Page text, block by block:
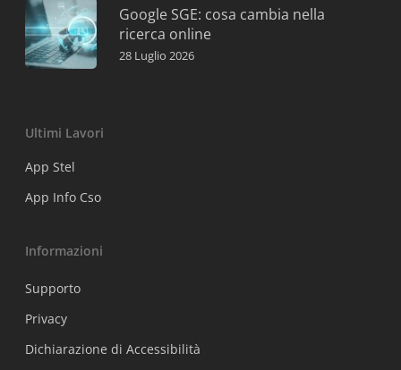
Google SGE: cosa cambia nella
ricerca online
28 Luglio 2026
Ultimi Lavori
App Stel
App Info Cso
Informazioni
Supporto
Privacy
Dichiarazione di Accessibilità